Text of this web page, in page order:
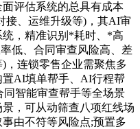
评估系统的总具有成本
接、运维升级等)，其AI审
，精准识别*耗时、*高
低、合同审查风险高、差
，连锁零售企业需聚焦多
AI填单帮手、AI行程帮
智能审查帮手等全场景
，可从动筛查八项红线场
由不符等风险点;预置多